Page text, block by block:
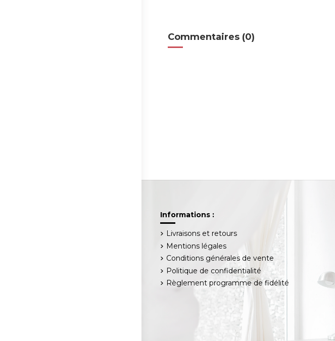
Commentaires (0)
Informations :
Livraisons et retours
Mentions légales
Conditions générales de vente
Politique de confidentialité
Règlement programme de fidélité